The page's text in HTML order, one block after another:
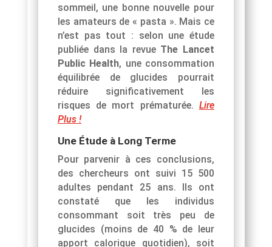
sommeil, une bonne nouvelle pour
les amateurs de « pasta ». Mais ce
n’est pas tout : selon une étude
publiée dans la revue The Lancet
Public Health, une consommation
équilibrée de glucides pourrait
réduire significativement les
risques de mort prématurée. Lire
Plus !
Une Étude à Long Terme
Pour parvenir à ces conclusions,
des chercheurs ont suivi 15 500
adultes pendant 25 ans. Ils ont
constaté que les individus
consommant soit très peu de
glucides (moins de 40 % de leur
apport calorique quotidien), soit